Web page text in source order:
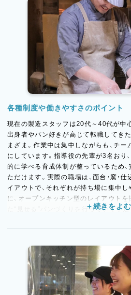
各種制度や働きやすさのポイント
現在の製造スタッフは20代～40代が中
出身者やパン好きが高じて転職してき
まざま。作業中は集中しながらも、チ
にしています。指導役の先輩が3名おり
的に学べる育成体制が整っているため
ただけます。実際の職場は、面台・窯・
イアウトで、それぞれが持ち場に集中
に、オープンキッチン型のレイアウトを
た“見せる”パンづくりを行っていく予定
や温かな雰囲気が魅力。経験年数に関